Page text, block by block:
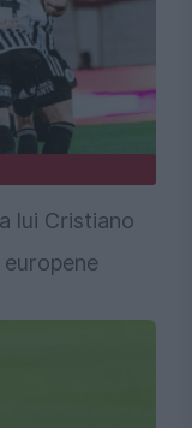
lui Cristiano